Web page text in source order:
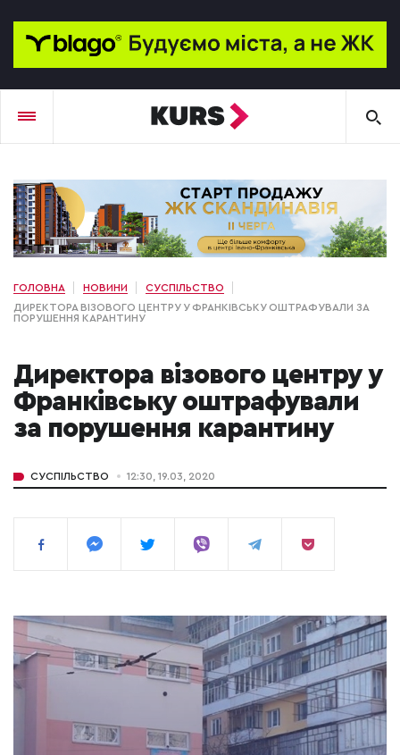
ГОЛОВНА НОВИНИ
СУСПІЛЬСТВО
ДИРЕКТОРА ВІЗОВОГО ЦЕНТРУ У ФРАНКІВСЬКУ ОШТРАФУВАЛИ ЗА
ПОРУШЕННЯ КАРАНТИНУ
Директора візового центру у
Франківську оштрафували
за порушення карантину
СУСПІЛЬСТВО 12:30, 19.03, 2020